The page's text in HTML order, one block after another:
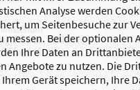
Analyse werden
um Seitenbesuche zur
messen. Bei der optionalen
Ihre Daten an
Angebote zu nutzen. Die
Gerät speichern, Ihre